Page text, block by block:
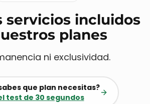
servicios incluidos
planes
ni exclusividad.
que plan necesitas?
test de 30 segundos